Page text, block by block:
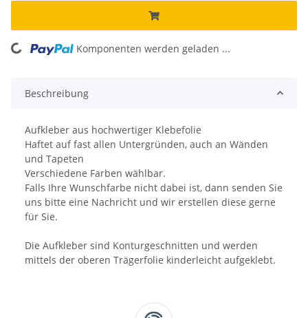
Loading... Komponenten werden geladen ...
Beschreibung
Aufkleber aus hochwertiger Klebefolie
Haftet auf fast allen Untergründen, auch an Wänden
und Tapeten
Verschiedene Farben wählbar.
Falls Ihre Wunschfarbe nicht dabei ist, dann senden Sie
uns bitte eine Nachricht und wir erstellen diese gerne
für Sie.
Die Aufkleber sind Konturgeschnitten und werden
mittels der oberen Trägerfolie kinderleicht aufgeklebt.